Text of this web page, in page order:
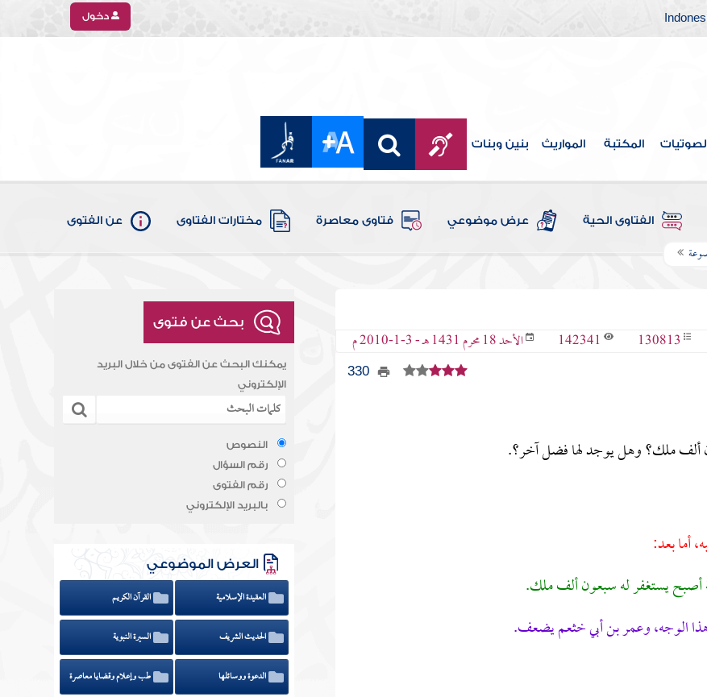
دخول
المكتبة المواريث بنين وبنات
الفتاوى الحية عرض موضوعي فتاوى معاصرة مختارات الفتاوى عن الفتوى
130813
142341 الأحد 18 محرم 1431 هـ - 3-1-2010 م
330
ألف ملك؟ وهل يوجد لها فضل آخر؟.
أما بعد:
أصبح يستغفر له سبعون ألف ملك.
الوجه، وعمر بن أبي خثعم يضعف.
بحث عن فتوى
يمكنك البحث عن الفتوى من خلال البريد
الإلكتروني
النصوص
رقم السؤال
رقم الفتوى
بالبريد الإلكتروني
العرض الموضوعي
العقيدة الإسلامية القرآن الكريم
الحديث الشريف السيرة النبوية
الدعوة ووسائلها طب وإعلام وقضايا معاصرة